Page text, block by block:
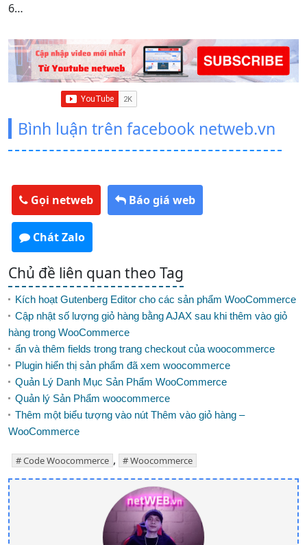
6…
Bình luận trên facebook netweb.vn
Gọi netweb Báo giá web
Chát Zalo
Chủ đề liên quan theo Tag
Kích hoạt Gutenberg Editor cho các sản phẩm WooCommerce
Cập nhật số lượng giỏ hàng bằng AJAX sau khi thêm vào giỏ
hàng trong WooCommerce
ẩn và thêm fields trong trang checkout của woocommerce
Plugin hiển thị sản phẩm đã xem woocommerce
Quản Lý Danh Mục Sản Phẩm WooCommerce
Quản lý Sản Phẩm woocommerce
Thêm một biểu tượng vào nút Thêm vào giỏ hàng –
WooCommerce
Code Woocommerce , Woocommerce